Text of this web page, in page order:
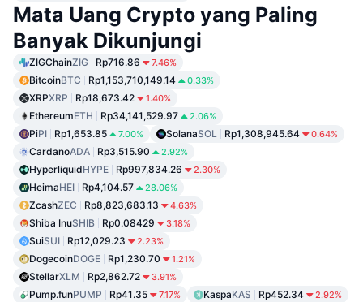
Mata Uang Crypto yang Paling
Banyak Dikunjungi
ZIGChainZIG Rp716.86 7.46%
BitcoinBTC Rp1,153,710,149.14 0.33%
XRPXRP Rp18,673.42 1.40%
EthereumETH Rp34,141,529.97 2.06%
PiPI Rp1,653.85 7.00% SolanaSOL Rp1,308,945.64 0.64%
CardanoADA Rp3,515.90 2.92%
HyperliquidHYPE Rp997,834.26 2.30%
HeimaHEI Rp4,104.57 28.06%
ZcashZEC Rp8,823,683.13 4.63%
Shiba InuSHIB Rp0.08429 3.18%
SuiSUI Rp12,029.23 2.23%
DogecoinDOGE Rp1,230.70 1.21%
StellarXLM Rp2,862.72 3.91%
Pump.funPUMP Rp41.35 7.17% KaspaKAS Rp452.34 2.92%